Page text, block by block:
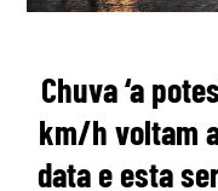
Chuva ‘a
km/h voltam
data e esta